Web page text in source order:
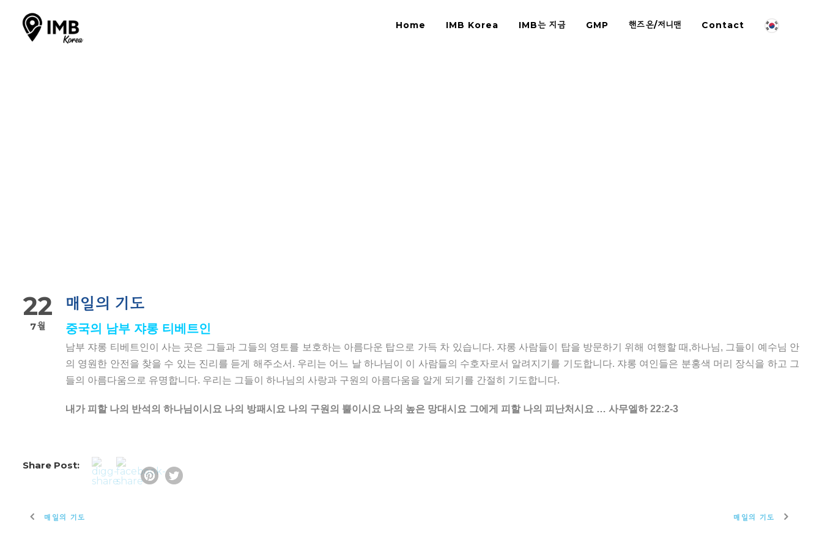
Home IMB Korea IMB는 지금 GMP 핸즈온/저니맨 Contact
22
7월
매일의 기도
중국의 남부 쟈롱 티베트인
남부 쟈롱 티베트인이 사는 곳은 그들과 그들의 영토를 보호하는 아름다운 탑으로 가득 차 있습니다. 쟈롱 사람들이 탑을 방문하기 위해 여행할 때,하나님, 그들이 예수님 안
의 영원한 안전을 찾을 수 있는 진리를 듣게 해주소서. 우리는 어느 날 하나님이 이 사람들의 수호자로서 알려지기를 기도합니다. 쟈롱 여인들은 분홍색 머리 장식을 하고 그
들의 아름다움으로 유명합니다. 우리는 그들이 하나님의 사랑과 구원의 아름다움을 알게 되기를 간절히 기도합니다.
내가 피할 나의 반석의 하나님이시요 나의 방패시요 나의 구원의 뿔이시요 나의 높은 망대시요 그에게 피할 나의 피난처시요 … 사무엘하 22:2-3
Share Post:
매일의 기도 매일의 기도